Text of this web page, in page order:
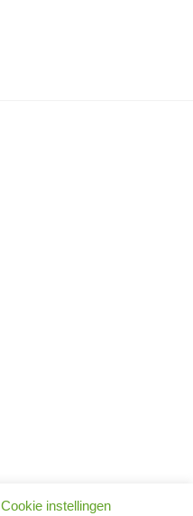
Cookie instellingen